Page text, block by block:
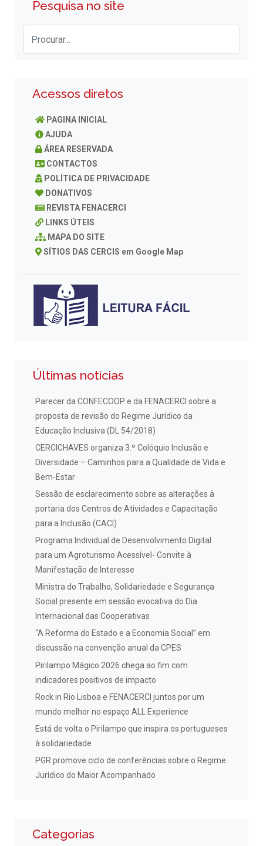
Pesquisa no site
Acessos diretos
PAGINA INICIAL
AJUDA
ÁREA RESERVADA
CONTACTOS
POLÍTICA DE PRIVACIDADE
DONATIVOS
REVISTA FENACERCI
LINKS ÚTEIS
MAPA DO SITE
SÍTIOS DAS CERCIS em Google Map
Últimas notícias
Parecer da CONFECOOP e da FENACERCI sobre a
proposta de revisão do Regime Jurídico da
Educação Inclusiva (DL 54/2018)
CERCICHAVES organiza 3.º Colóquio Inclusão e
Diversidade – Caminhos para a Qualidade de Vida e
Bem-Estar
Sessão de esclarecimento sobre as alterações à
portaria dos Centros de Atividades e Capacitação
para a Inclusão (CACI)
Programa Individual de Desenvolvimento Digital
para um Agroturismo Acessível- Convite à
Manifestação de Interesse
Ministra do Trabalho, Solidariedade e Segurança
Social presente em sessão evocativa do Dia
Internacional das Cooperativas
“A Reforma do Estado e a Economia Social” em
discussão na convenção anual da CPES
Pirilampo Mágico 2026 chega ao fim com
indicadores positivos de impacto
Rock in Rio Lisboa e FENACERCI juntos por um
mundo melhor no espaço ALL Experience
Está de volta o Pirilampo que inspira os portugueses
à solidariedade
PGR promove ciclo de conferências sobre o Regime
Jurídico do Maior Acompanhado
Categorias